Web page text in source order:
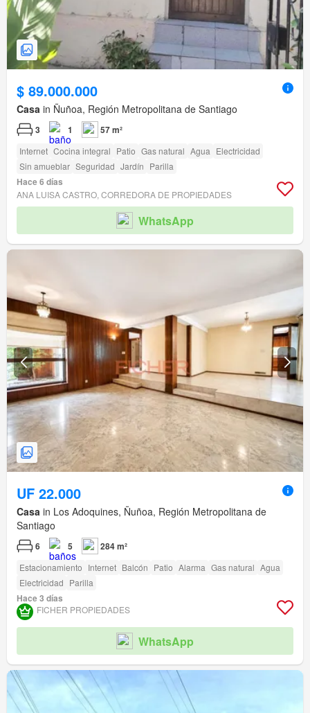
$ 89.000.000
Casa in Ñuñoa, Región Metropolitana de Santiago
3 1 57 m²
Internet Cocina integral Patio Gas natural Agua Electricidad
Sin amueblar Seguridad Jardín Parilla
Hace 6 días
ANA LUISA CASTRO, CORREDORA DE PROPIEDADES
WhatsApp
UF 22.000
Casa in Los Adoquines, Ñuñoa, Región Metropolitana de
Santiago
6 5 284 m²
Estacionamiento Internet Balcón Patio Alarma Gas natural Agua
Electricidad Parilla
Hace 3 días
FICHER PROPIEDADES
WhatsApp